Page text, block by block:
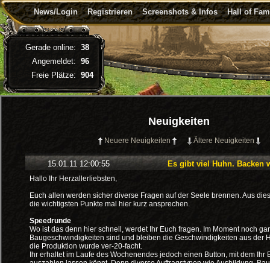
News/Login Registrieren Screenshots & Infos Hall of
Neuigkeiten
Neuere Neuigkeiten Ältere Neuigkeiten
15.01.11 12:00:55 Es gibt viel Huhn. Backen
Hallo Ihr Herzallerliebsten,
Euch allen werden sicher diverse Fragen auf der Seele brennen. Aus
die wichtigsten Punkte mal hier kurz ansprechen.
Speedrunde
Wo ist das denn hier schnell, werdet Ihr Euch fragen. Im Moment noch
Baugeschwindigkeiten sind und bleiben die Geschwindigkeiten aus der
die Produktion wurde ver-20-facht.
Ihr erhaltet im Laufe des Wochenendes jedoch einen Button, mit dem Ihr
Gerade online: 38
Angemeldet: 96
Freie Plätze: 904